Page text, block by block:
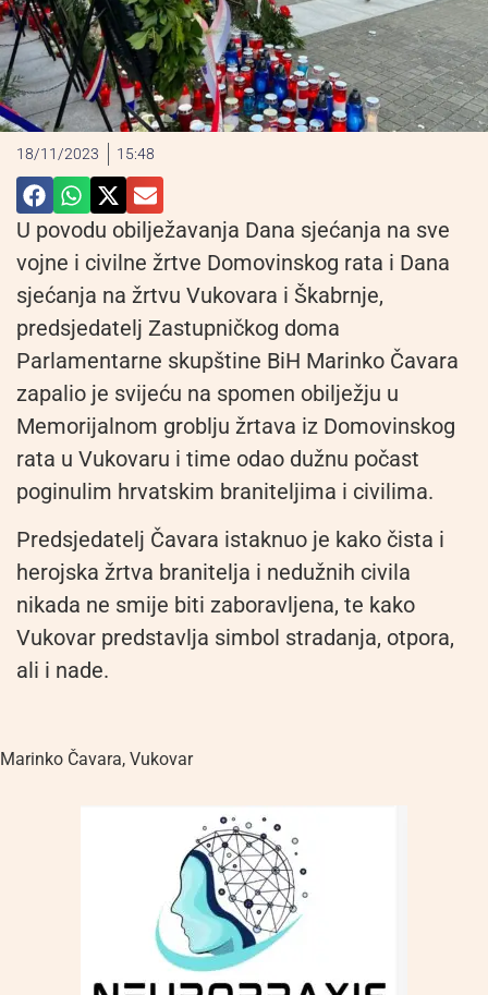
18/11/2023 15:48
U povodu obilježavanja Dana sjećanja na sve
vojne i civilne žrtve Domovinskog rata i Dana
sjećanja na žrtvu Vukovara i Škabrnje,
predsjedatelj Zastupničkog doma
Parlamentarne skupštine BiH Marinko Čavara
zapalio je svijeću na spomen obilježju u
Memorijalnom groblju žrtava iz Domovinskog
rata u Vukovaru i time odao dužnu počast
poginulim hrvatskim braniteljima i civilima.
Predsjedatelj Čavara istaknuo je kako čista i
herojska žrtva branitelja i nedužnih civila
nikada ne smije biti zaboravljena, te kako
Vukovar predstavlja simbol stradanja, otpora,
ali i nade.
Marinko Čavara, Vukovar